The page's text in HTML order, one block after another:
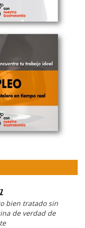
bien tratado sin
de verdad de